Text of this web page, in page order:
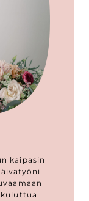
kaipasin